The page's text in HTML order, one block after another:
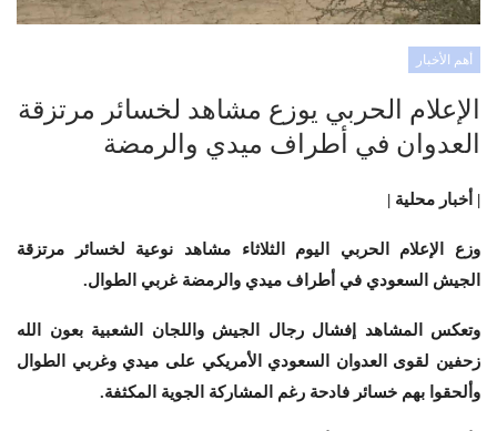
أهم الأخبار
الإعلام الحربي يوزع مشاهد لخسائر مرتزقة
العدوان في أطراف ميدي والرمضة
| أخبار محلية |
وزع الإعلام الحربي اليوم الثلاثاء مشاهد نوعية لخسائر مرتزقة
الجيش السعودي في أطراف ميدي والرمضة غربي الطوال.
وتعكس المشاهد إفشال رجال الجيش واللجان الشعبية بعون الله
زحفين لقوى العدوان السعودي الأمريكي على ميدي وغربي الطوال
وألحقوا بهم خسائر فادحة رغم المشاركة الجوية المكثفة.